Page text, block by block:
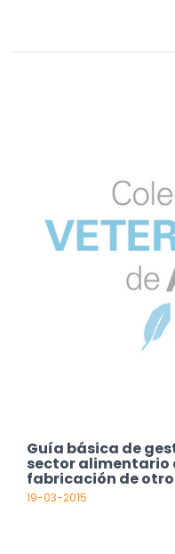
Guía básica de
sector alimentario
fabricación de
19-03-2015